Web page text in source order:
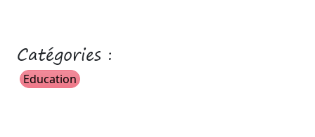
Catégories :
Education